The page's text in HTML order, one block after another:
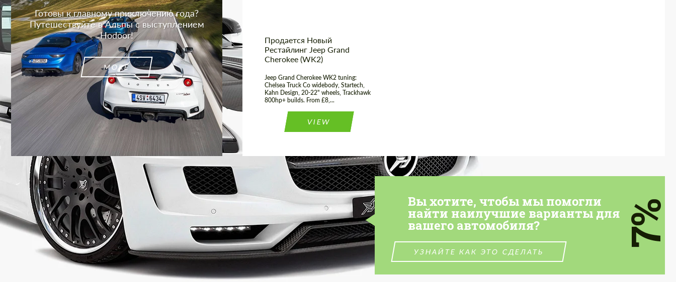
Готовы к главному приключению года?
Путешествуйте в Альпы с выступлением
Hodoor!
MORE
Продается Новый
Рестайлинг Jeep Grand
Cherokee (WK2)
Jeep Grand Cherokee WK2 tuning:
Chelsea Truck Co widebody, Startech,
Kahn Design, 20-22" wheels, Trackhawk
800hp+ builds. From £8,...
VIEW
Вы хотите, чтобы мы помогли
найти наилучшие варианты для
вашего автомобиля?
УЗНАЙТЕ КАК ЭТО СДЕЛАТЬ
7%